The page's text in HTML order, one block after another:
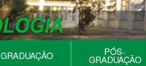
GRADUAÇÃO PÓS-
GRADUAÇÃO